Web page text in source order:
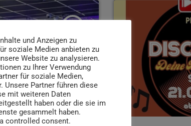
Hilfe Kits finanziert.
für euch liebe
und Anzeigen zu
soziale Medien anbieten zu
Website zu analysieren.
zu Ihrer Verwendung
für soziale Medien,
Unsere Partner führen diese
mit weiteren Daten
haben oder die sie im
gesammelt haben.
controlled consent.